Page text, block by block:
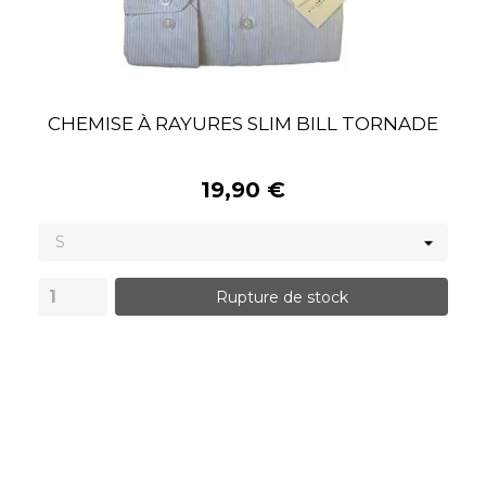
CHEMISE À RAYURES SLIM BILL TORNADE
19,90 €
Rupture de stock